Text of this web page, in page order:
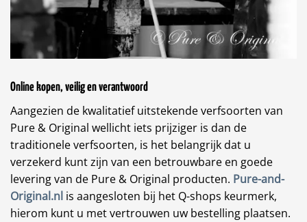
Online kopen, veilig en verantwoord
Aangezien de kwalitatief uitstekende verfsoorten van
Pure & Original wellicht iets prijziger is dan de
traditionele verfsoorten, is het belangrijk dat u
verzekerd kunt zijn van een betrouwbare en goede
levering van de Pure & Original producten. Pure-and-
Original.nl is aangesloten bij het Q-shops keurmerk,
hierom kunt u met vertrouwen uw bestelling plaatsen.